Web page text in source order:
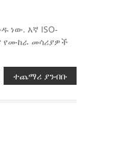
ነው. እኛ ISO-
የሙከራ መሳሪያዎች
ተጨማሪ ያንብቡ